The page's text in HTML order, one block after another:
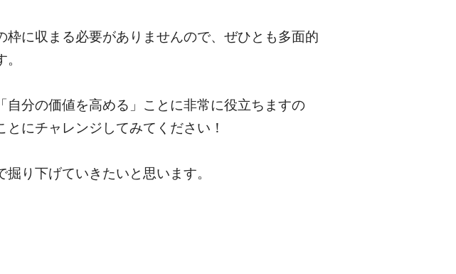
に収まる必要がありませんので、ぜひとも多面的
分の価値を高める」ことに非常に役立ちますの
にチャレンジしてみてください！
り下げていきたいと思います。